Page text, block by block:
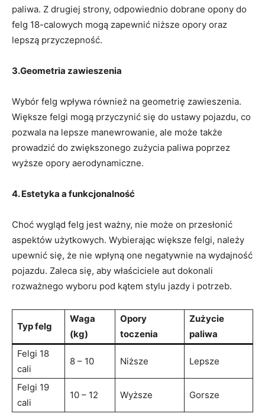
paliwa. Z drugiej ⁣strony, odpowiednio dobrane ⁢opony do
felg 18-calowych mogą zapewnić niższe opory oraz
lepszą przyczepność.
3.Geometria zawieszenia
Wybór‍ felg wpływa⁤ również⁤ na geometrię ⁣zawieszenia.
Większe felgi mogą​ przyczynić się do ustawy pojazdu, co
‌pozwala‌ na‍ lepsze manewrowanie, ale może ‍także
prowadzić do zwiększonego‍ zużycia​ paliwa ⁣poprzez
wyższe opory aerodynamiczne.
4. Estetyka a funkcjonalność
Choć ‍wygląd felg jest⁤ ważny, nie‌ może‌ on przesłonić
aspektów użytkowych. Wybierając większe felgi, należy
upewnić​ się, ⁢że nie wpłyną ⁢one negatywnie na wydajność
pojazdu. ‍Zaleca się, aby właściciele aut⁤ dokonali
rozważnego⁢ wyboru pod‍ kątem stylu jazdy i ‍potrzeb.
Typ felg
Waga
(kg)
Opory
toczenia
Zużycie
paliwa
Felgi 18
cali
8 – 10 Niższe Lepsze
Felgi 19⁢
cali
10 – 12 Wyższe Gorsze